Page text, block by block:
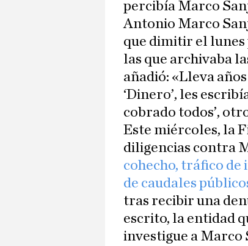
percibía Marco
Antonio Marco
que dimitir el lunes
las que archivaba
añadió: «Lleva
‘Dinero’, les
cobrado todos’,
Este miércoles, la
diligencias contra
cohecho, tráfico
de caudales
tras recibir una
escrito, la entidad
investigue a Marco